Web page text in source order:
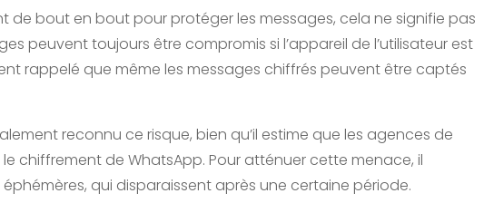
de bout en bout pour protéger les messages, cela ne signifie pas
peuvent toujours être compromis si l’appareil de l’utilisateur est
rappelé que même les messages chiffrés peuvent être captés
reconnu ce risque, bien qu’il estime que les agences de
chiffrement de WhatsApp. Pour atténuer cette menace, il
qui disparaissent après une certaine période.